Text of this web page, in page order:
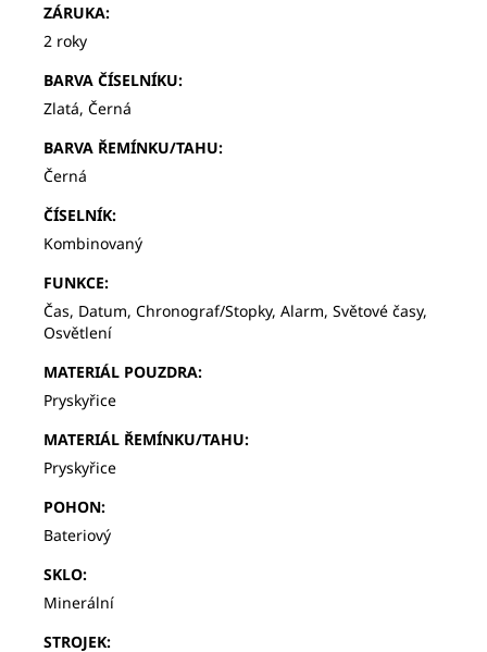
ZÁRUKA:
2 roky
BARVA ČÍSELNÍKU:
Zlatá, Černá
BARVA ŘEMÍNKU/TAHU:
Černá
ČÍSELNÍK:
Kombinovaný
FUNKCE:
Čas, Datum, Chronograf/Stopky, Alarm, Světové časy,
Osvětlení
MATERIÁL POUZDRA:
Pryskyřice
MATERIÁL ŘEMÍNKU/TAHU:
Pryskyřice
POHON:
Bateriový
SKLO:
Minerální
STROJEK: